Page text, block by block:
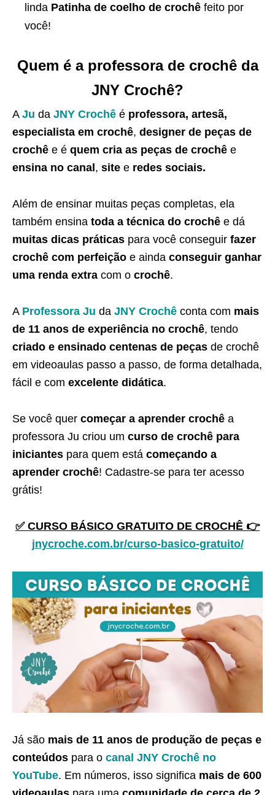
linda Patinha de coelho de crochê feito por
você!
Quem é a professora de crochê da
JNY Crochê?
A Ju da JNY Crochê é professora, artesã,
especialista em crochê, designer de peças de
crochê e é quem cria as peças de crochê e
ensina no canal , site e redes sociais.
Além de ensinar muitas peças completas, ela
também ensina toda a técnica do crochê e dá
muitas dicas práticas para você conseguir fazer
crochê com perfeição e ainda conseguir ganhar
uma renda extra com o crochê.
A Professora Ju da JNY Crochê conta com mais
de 11 anos de experiência no crochê, tendo
criado e ensinado centenas de peças de crochê
em videoaulas passo a passo, de forma detalhada,
fácil e com excelente didática.
Se você quer começar a aprender crochê a
professora Ju criou um curso de crochê para
iniciantes para quem está começando a
aprender crochê! Cadastre-se para ter acesso
grátis!
✅ CURSO BÁSICO GRATUITO DE CROCHÊ 👉
jnycroche.com.br/curso-basico-gratuito/
Já são mais de 11 anos de produção de peças e
conteúdos para o canal JNY Crochê no
YouTube. Em números, isso significa mais de 600